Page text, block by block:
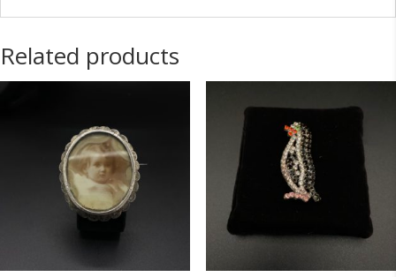
Related products